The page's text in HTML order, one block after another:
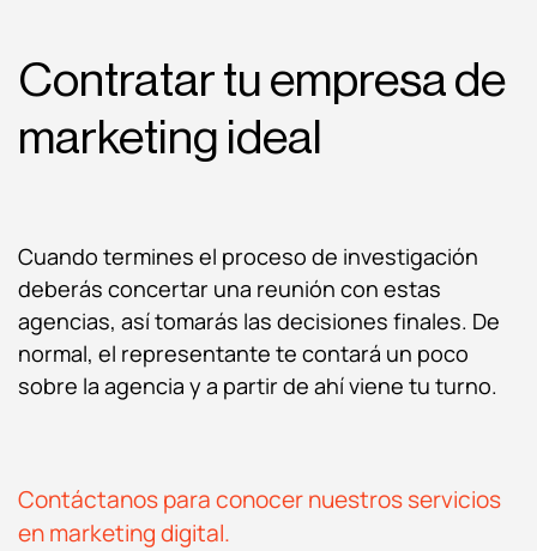
Contratar tu empresa de
marketing ideal
Cuando termines el proceso de investigación
deberás concertar una reunión con estas
agencias, así tomarás las decisiones finales. De
normal, el representante te contará un poco
sobre la agencia y a partir de ahí viene tu turno.
Contáctanos para conocer nuestros servicios
en marketing digital.